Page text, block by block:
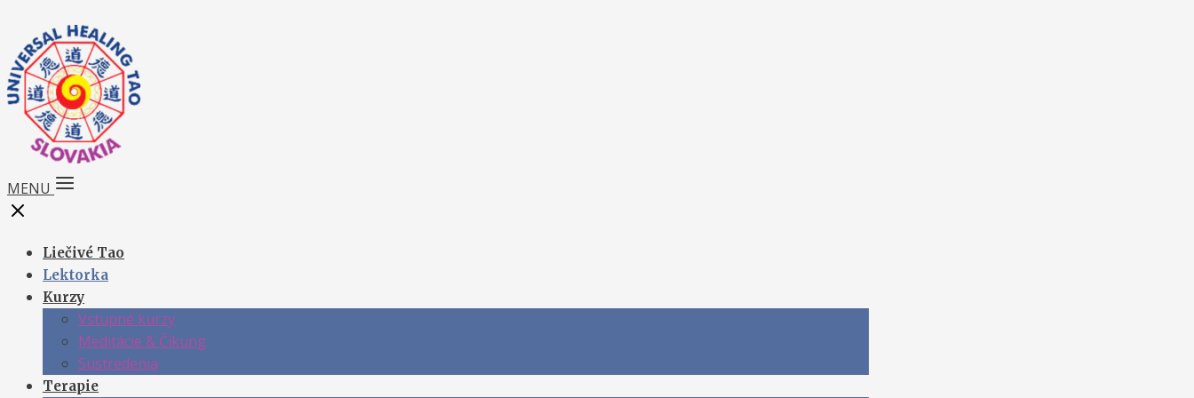
MENU
Liečivé Tao
Lektorka
Kurzy
Vstupné kurzy
Meditácie & Čikung
Sustredenia
Terapie